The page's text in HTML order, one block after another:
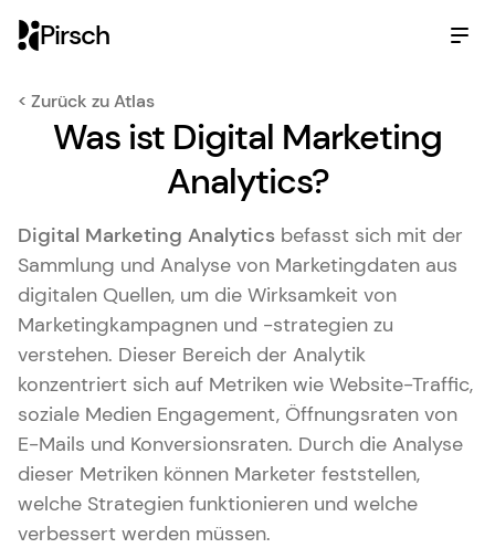
Pirsch
< Zurück zu Atlas
Was ist Digital Marketing
Analytics?
Digital Marketing Analytics befasst sich mit der
Sammlung und Analyse von Marketingdaten aus
digitalen Quellen, um die Wirksamkeit von
Marketingkampagnen und -strategien zu
verstehen. Dieser Bereich der Analytik
konzentriert sich auf Metriken wie Website-Traffic,
soziale Medien Engagement, Öffnungsraten von
E-Mails und Konversionsraten. Durch die Analyse
dieser Metriken können Marketer feststellen,
welche Strategien funktionieren und welche
verbessert werden müssen.